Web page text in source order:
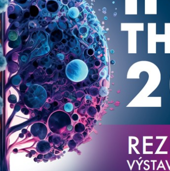
obor.
aktuality a služby, které
s energiemi. Zároveň tato